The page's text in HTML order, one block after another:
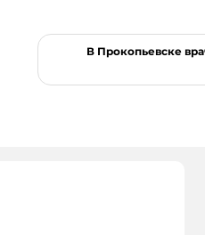
В Прокопьевске